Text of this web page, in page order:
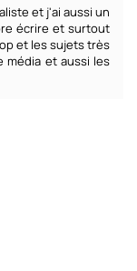
et j'ai aussi un
écrire et surtout
et les sujets très
média et aussi les